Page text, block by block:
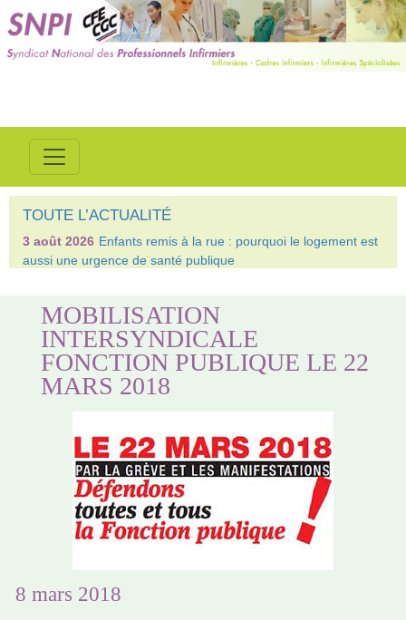
TOUTE L’ACTUALITÉ
3 août 2026 Enfants remis à la rue : pourquoi le logement est
aussi une urgence de santé publique
MOBILISATION
INTERSYNDICALE
FONCTION PUBLIQUE LE 22
MARS 2018
8 mars 2018